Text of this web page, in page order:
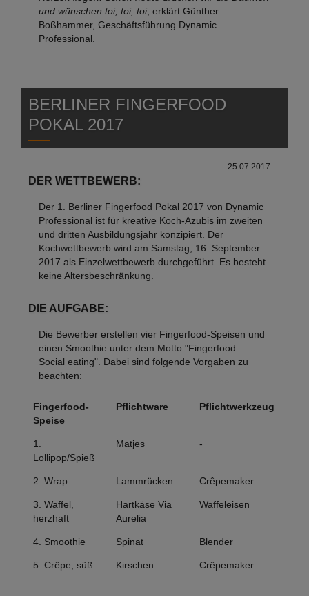
und wünschen toi, toi, toi, erklärt Günther
Boßhammer, Geschäftsführung Dynamic
Professional.
BERLINER FINGERFOOD
POKAL 2017
25.07.2017
DER WETTBEWERB:
Der 1. Berliner Fingerfood Pokal 2017 von Dynamic
Professional ist für kreative Koch-Azubis im zweiten
und dritten Ausbildungsjahr konzipiert. Der
Kochwettbewerb wird am Samstag, 16. September
2017 als Einzelwettbewerb durchgeführt. Es besteht
keine Altersbeschränkung.
DIE AUFGABE:
Die Bewerber erstellen vier Fingerfood-Speisen und
einen Smoothie unter dem Motto "Fingerfood –
Social eating". Dabei sind folgende Vorgaben zu
beachten:
Fingerfood-
Speise
Pflichtware Pflichtwerkzeug
1.
Lollipop/Spieß
Matjes -
2. Wrap Lammrücken Crêpemaker
3. Waffel,
herzhaft
Hartkäse Via
Aurelia
Waffeleisen
4. Smoothie Spinat Blender
5. Crêpe, süß Kirschen Crêpemaker